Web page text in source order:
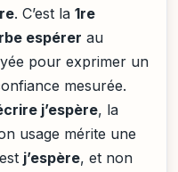
. C’est la 1re
espérer au
pour exprimer un
mesurée.
j’espère, la
usage mérite une
j’espère, et non